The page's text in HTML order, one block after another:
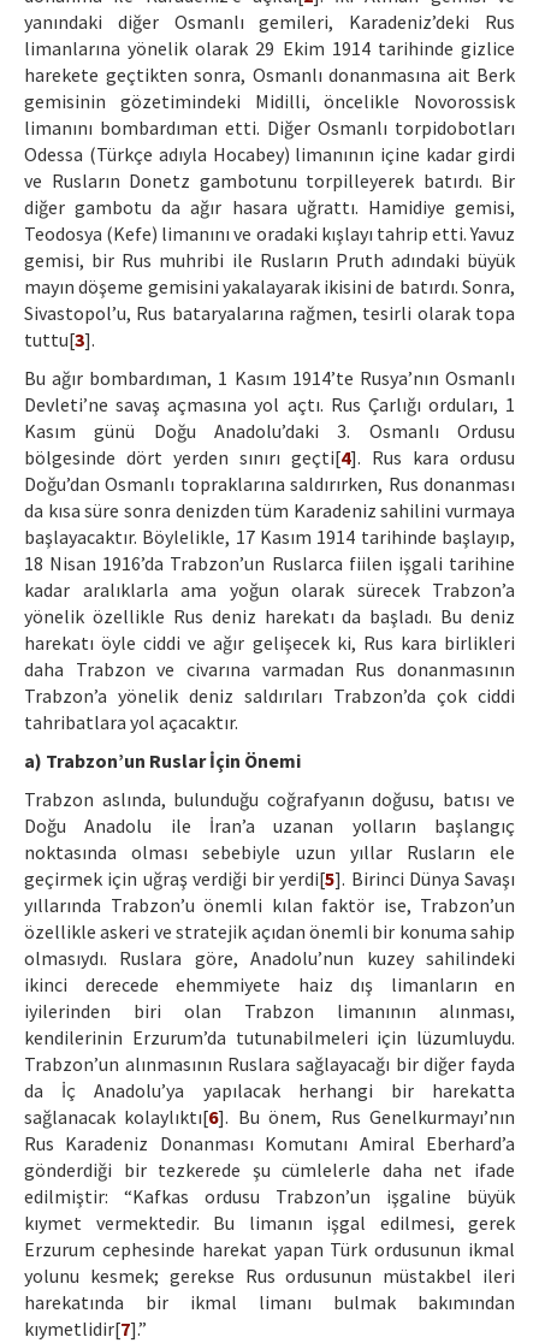
yanındaki diğer Osmanlı gemileri, Karadeniz’deki Rus
limanlarına yönelik olarak 29 Ekim 1914 tarihinde gizlice
harekete geçtikten sonra, Osmanlı donanmasına ait Berk
gemisinin gözetimindeki Midilli, öncelikle Novorossisk
limanını bombardıman etti. Diğer Osmanlı torpidobotları
Odessa (Türkçe adıyla Hocabey) limanının içine kadar girdi
ve Rusların Donetz gambotunu torpilleyerek batırdı. Bir
diğer gambotu da ağır hasara uğrattı. Hamidiye gemisi,
Teodosya (Kefe) limanını ve oradaki kışlayı tahrip etti. Yavuz
gemisi, bir Rus muhribi ile Rusların Pruth adındaki büyük
mayın döşeme gemisini yakalayarak ikisini de batırdı. Sonra,
Sivastopol’u, Rus bataryalarına rağmen, tesirli olarak topa
tuttu[3].
Bu ağır bombardıman, 1 Kasım 1914’te Rusya’nın Osmanlı
Devleti’ne savaş açmasına yol açtı. Rus Çarlığı orduları, 1
Kasım günü Doğu Anadolu’daki 3. Osmanlı Ordusu
bölgesinde dört yerden sınırı geçti[4]. Rus kara ordusu
Doğu’dan Osmanlı topraklarına saldırırken, Rus donanması
da kısa süre sonra denizden tüm Karadeniz sahilini vurmaya
başlayacaktır. Böylelikle, 17 Kasım 1914 tarihinde başlayıp,
18 Nisan 1916’da Trabzon’un Ruslarca fiilen işgali tarihine
kadar aralıklarla ama yoğun olarak sürecek Trabzon’a
yönelik özellikle Rus deniz harekatı da başladı. Bu deniz
harekatı öyle ciddi ve ağır gelişecek ki, Rus kara birlikleri
daha Trabzon ve civarına varmadan Rus donanmasının
Trabzon’a yönelik deniz saldırıları Trabzon’da çok ciddi
tahribatlara yol açacaktır.
a) Trabzon’un Ruslar İçin Önemi
Trabzon aslında, bulunduğu coğrafyanın doğusu, batısı ve
Doğu Anadolu ile İran’a uzanan yolların başlangıç
noktasında olması sebebiyle uzun yıllar Rusların ele
geçirmek için uğraş verdiği bir yerdi[5]. Birinci Dünya Savaşı
yıllarında Trabzon’u önemli kılan faktör ise, Trabzon’un
özellikle askeri ve stratejik açıdan önemli bir konuma sahip
olmasıydı. Ruslara göre, Anadolu’nun kuzey sahilindeki
ikinci derecede ehemmiyete haiz dış limanların en
iyilerinden biri olan Trabzon limanının alınması,
kendilerinin Erzurum’da tutunabilmeleri için lüzumluydu.
Trabzon’un alınmasının Ruslara sağlayacağı bir diğer fayda
da İç Anadolu’ya yapılacak herhangi bir harekatta
sağlanacak kolaylıktı[6]. Bu önem, Rus Genelkurmayı’nın
Rus Karadeniz Donanması Komutanı Amiral Eberhard’a
gönderdiği bir tezkerede şu cümlelerle daha net ifade
edilmiştir: “Kafkas ordusu Trabzon’un işgaline büyük
kıymet vermektedir. Bu limanın işgal edilmesi, gerek
Erzurum cephesinde harekat yapan Türk ordusunun ikmal
yolunu kesmek; gerekse Rus ordusunun müstakbel ileri
harekatında bir ikmal limanı bulmak bakımından
kıymetlidir[7].”